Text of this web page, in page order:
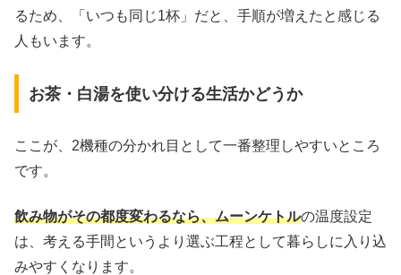
るため、「いつも同じ1杯」だと、手順が増えたと感じる
人もいます。
お茶・白湯を使い分ける生活かどうか
ここが、2機種の分かれ目として一番整理しやすいところ
です。
飲み物がその都度変わるなら、ムーンケトルの温度設定
は、考える手間というより選ぶ工程として暮らしに入り込
みやすくなります。